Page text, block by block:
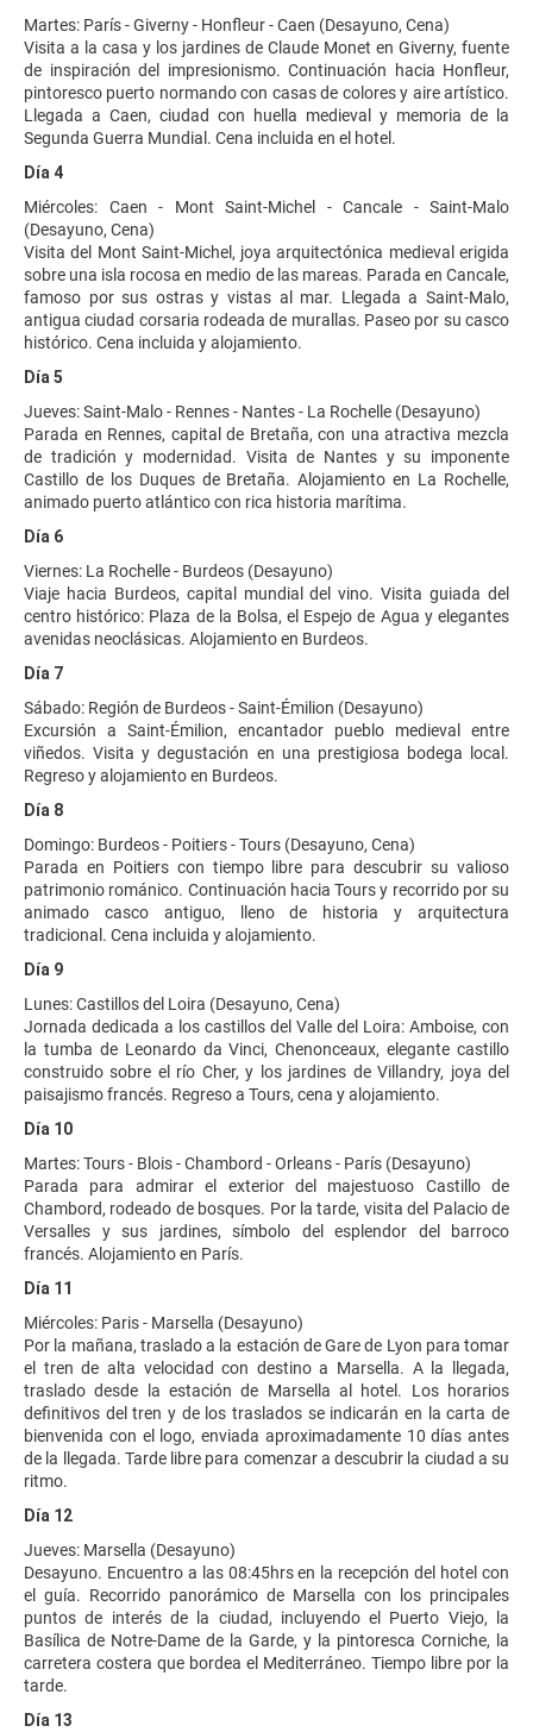
Martes: París - Giverny - Honfleur - Caen (Desayuno, Cena)
Visita a la casa y los jardines de Claude Monet en Giverny, fuente
de inspiración del impresionismo. Continuación hacia Honfleur,
pintoresco puerto normando con casas de colores y aire artístico.
Llegada a Caen, ciudad con huella medieval y memoria de la
Segunda Guerra Mundial. Cena incluida en el hotel.
Día 4
Miércoles: Caen - Mont Saint-Michel - Cancale - Saint-Malo
(Desayuno, Cena)
Visita del Mont Saint-Michel, joya arquitectónica medieval erigida
sobre una isla rocosa en medio de las mareas. Parada en Cancale,
famoso por sus ostras y vistas al mar. Llegada a Saint-Malo,
antigua ciudad corsaria rodeada de murallas. Paseo por su casco
histórico. Cena incluida y alojamiento.
Día 5
Jueves: Saint-Malo - Rennes - Nantes - La Rochelle (Desayuno)
Parada en Rennes, capital de Bretaña, con una atractiva mezcla
de tradición y modernidad. Visita de Nantes y su imponente
Castillo de los Duques de Bretaña. Alojamiento en La Rochelle,
animado puerto atlántico con rica historia marítima.
Día 6
Viernes: La Rochelle - Burdeos (Desayuno)
Viaje hacia Burdeos, capital mundial del vino. Visita guiada del
centro histórico: Plaza de la Bolsa, el Espejo de Agua y elegantes
avenidas neoclásicas. Alojamiento en Burdeos.
Día 7
Sábado: Región de Burdeos - Saint-Émilion (Desayuno)
Excursión a Saint-Émilion, encantador pueblo medieval entre
viñedos. Visita y degustación en una prestigiosa bodega local.
Regreso y alojamiento en Burdeos.
Día 8
Domingo: Burdeos - Poitiers - Tours (Desayuno, Cena)
Parada en Poitiers con tiempo libre para descubrir su valioso
patrimonio románico. Continuación hacia Tours y recorrido por su
animado casco antiguo, lleno de historia y arquitectura
tradicional. Cena incluida y alojamiento.
Día 9
Lunes: Castillos del Loira (Desayuno, Cena)
Jornada dedicada a los castillos del Valle del Loira: Amboise, con
la tumba de Leonardo da Vinci, Chenonceaux, elegante castillo
construido sobre el río Cher, y los jardines de Villandry, joya del
paisajismo francés. Regreso a Tours, cena y alojamiento.
Día 10
Martes: Tours - Blois - Chambord - Orleans - París (Desayuno)
Parada para admirar el exterior del majestuoso Castillo de
Chambord, rodeado de bosques. Por la tarde, visita del Palacio de
Versalles y sus jardines, símbolo del esplendor del barroco
francés. Alojamiento en París.
Día 11
Miércoles: Paris - Marsella (Desayuno)
Por la mañana, traslado a la estación de Gare de Lyon para tomar
el tren de alta velocidad con destino a Marsella. A la llegada,
traslado desde la estación de Marsella al hotel. Los horarios
definitivos del tren y de los traslados se indicarán en la carta de
bienvenida con el logo, enviada aproximadamente 10 días antes
de la llegada. Tarde libre para comenzar a descubrir la ciudad a su
ritmo.
Día 12
Jueves: Marsella (Desayuno)
Desayuno. Encuentro a las 08:45hrs en la recepción del hotel con
el guía. Recorrido panorámico de Marsella con los principales
puntos de interés de la ciudad, incluyendo el Puerto Viejo, la
Basílica de Notre-Dame de la Garde, y la pintoresca Corniche, la
carretera costera que bordea el Mediterráneo. Tiempo libre por la
tarde.
Día 13